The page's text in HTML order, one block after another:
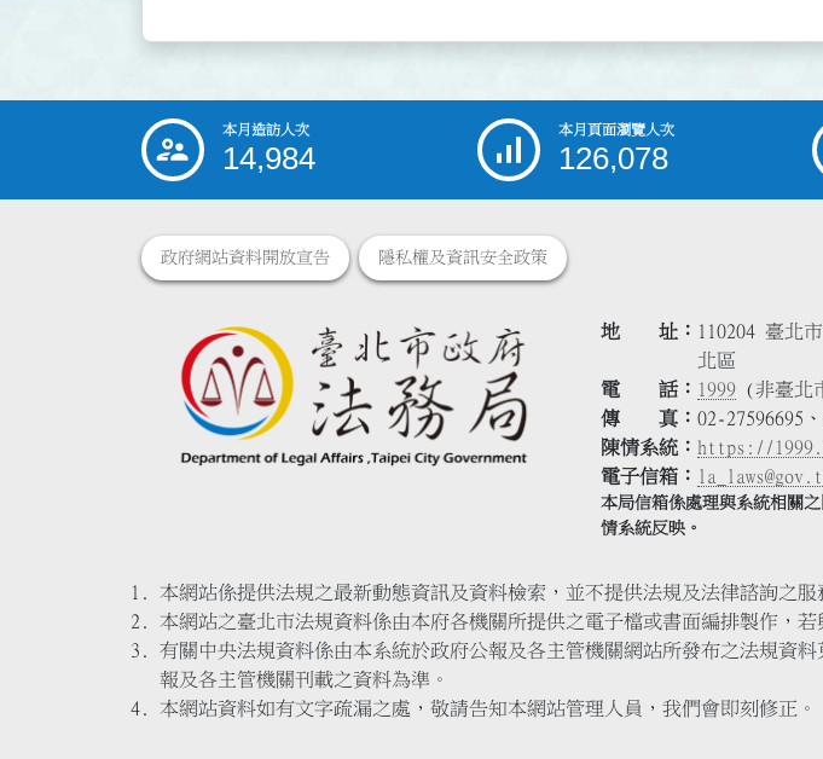
::: 本月造訪人次
14,984
本月頁面瀏覽人次
126,078
政府網站資料開放宣告 隱私權及資訊安全政策
地 址
110204 臺北
北區
電 話
1999 (非臺北
傳 真
02-27596695
陳情系統
https://
電子信箱
本局信箱係處理與系統相關
情系統反映。
本網站係提供法規之最新動態資訊及資料檢索，並不提供法規及法律諮詢之
本網站之臺北市法規資料係由本府各機關所提供之電子檔或書面編排製作，
有關中央法規資料係由本系統於政府公報及各主管機關網站所發布之法規資
報及各主管機關刊載之資料為準。
本網站資料如有文字疏漏之處，敬請告知本網站管理人員，我們會即刻修正。